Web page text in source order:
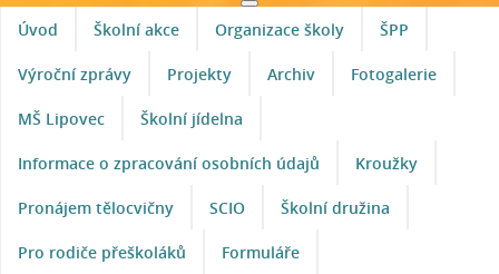
Úvod Školní akce Organizace školy ŠPP
Výroční zprávy Projekty Archiv Fotogalerie
MŠ Lipovec Školní jídelna
Informace o zpracování osobních údajů Kroužky
Pronájem tělocvičny SCIO Školní družina
Pro rodiče přeškoláků Formuláře